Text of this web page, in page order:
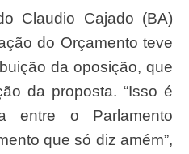
do Orçamento teve
da oposição, que
da proposta. “Isso é
entre o Parlamento
que só diz amém”,